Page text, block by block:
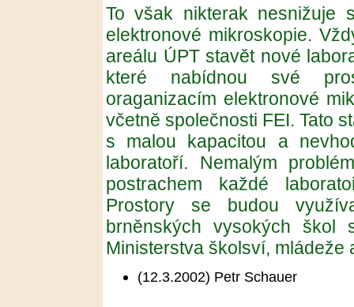
To však nikterak nesnižuje
elektronové mikroskopie.
areálu ÚPT stavět nové
které nabídnou své
oraganizacím elektronové
včetně společnosti FEI. Tato
s malou kapacitou a
laboratoří. Nemalým
postrachem každé
Prostory se budou
brněnských vysokých škol
Ministerstva školsví, mládeže
(12.3.2002) Petr Schauer